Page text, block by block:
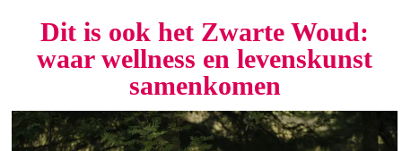
Dit is ook het Zwarte Woud:
waar wellness en levenskunst
samenkomen